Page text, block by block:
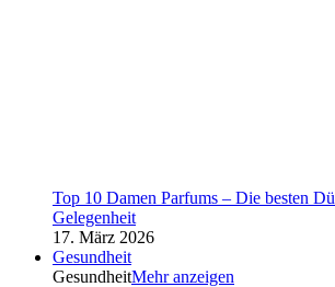
Top 10 Damen Parfums – Die besten
Gelegenheit
17. März 2026
Gesundheit
GesundheitMehr anzeigen